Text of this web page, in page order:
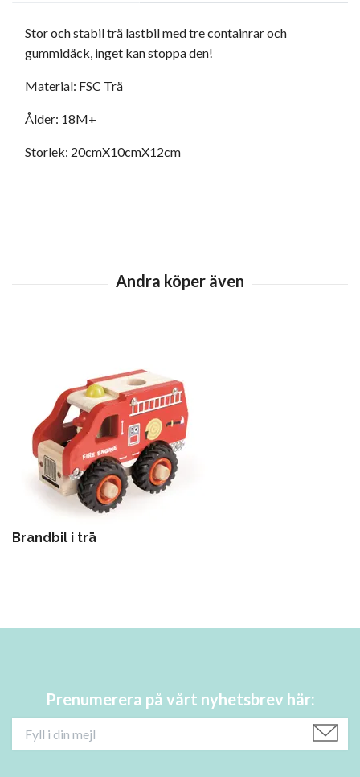
Stor och stabil trä lastbil med tre containrar och
gummidäck, inget kan stoppa den!
Material: FSC Trä
Ålder: 18M+
Storlek: 20cmX10cmX12cm
Brandbil i trä
Prenumerera på vårt nyhetsbrev här: